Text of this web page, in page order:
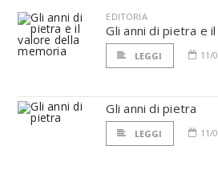
EDITORIA
Gli anni di pietra e
LEGGI 11/
Gli anni di pietra
LEGGI 11/